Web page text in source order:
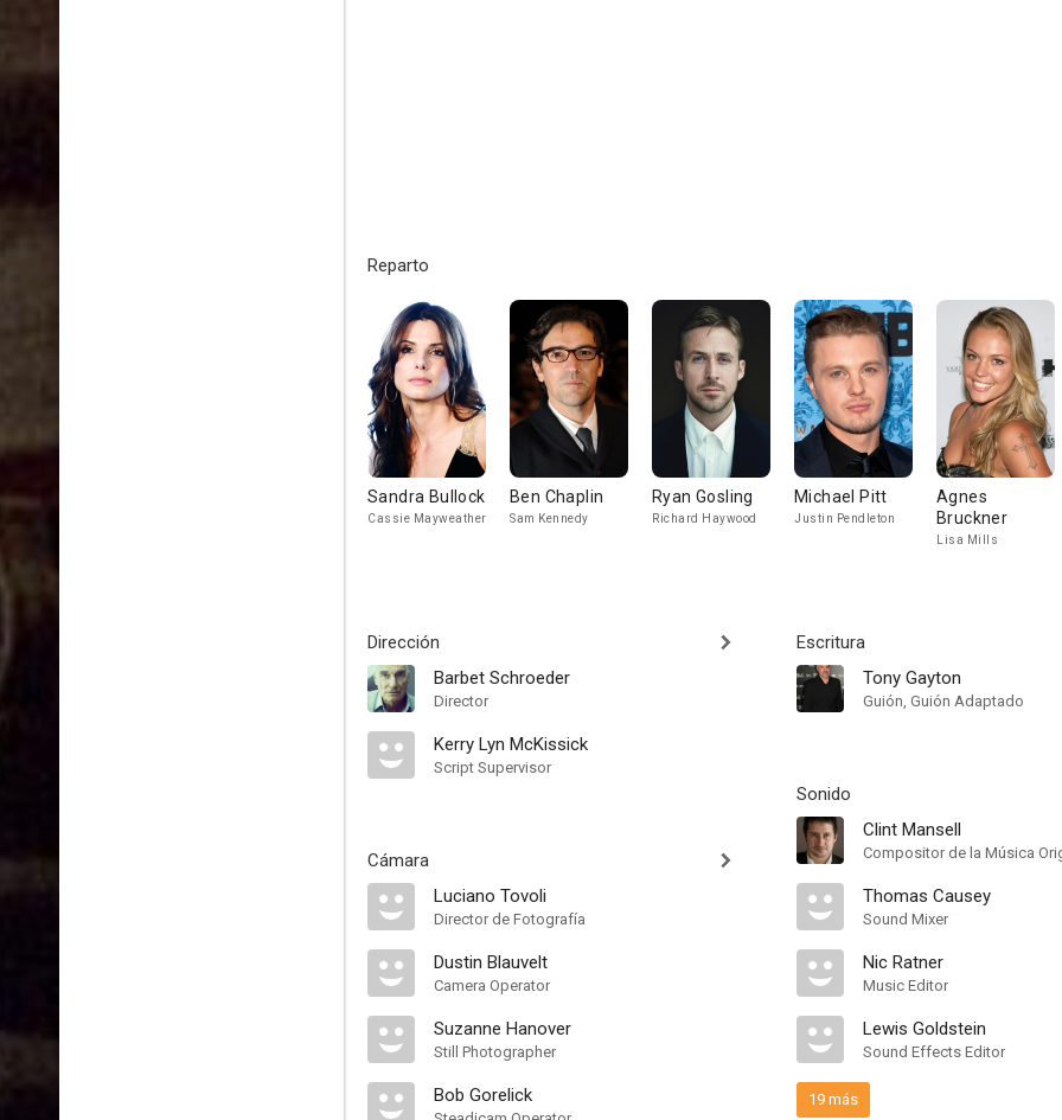
Reparto
Sandra Bullock
Cassie Mayweather
Ben Chaplin
Sam Kennedy
Ryan Gosling
Richard Haywood
Michael Pitt
Justin Pendleton
Agnes
Bruckner
Lisa Mills
Dirección
Barbet Schroeder
Director
Kerry Lyn McKissick
Script Supervisor
Cámara
Luciano Tovoli
Director de Fotografía
Dustin Blauvelt
Camera Operator
Suzanne Hanover
Still Photographer
Bob Gorelick
Escritura
Tony Gayton
Guión, Guión Adaptado
Sonido
Clint Mansell
Compositor de la Música
Thomas Causey
Sound Mixer
Nic Ratner
Music Editor
Lewis Goldstein
Sound Effects Editor
19 más